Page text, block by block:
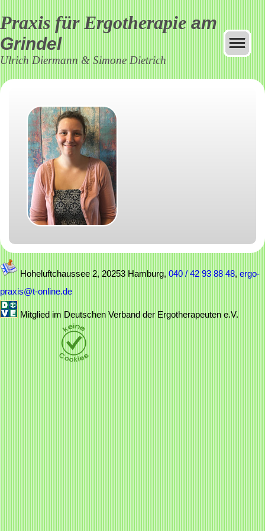
Praxis für Ergotherapie am
Grindel
Ulrich Diermann & Simone Dietrich
Hoheluftchaussee 2, 20253 Hamburg, 040 / 42 93 88 48, ergo-
praxis@t-online.de
Mitglied im Deutschen Verband der Ergotherapeuten e.V.